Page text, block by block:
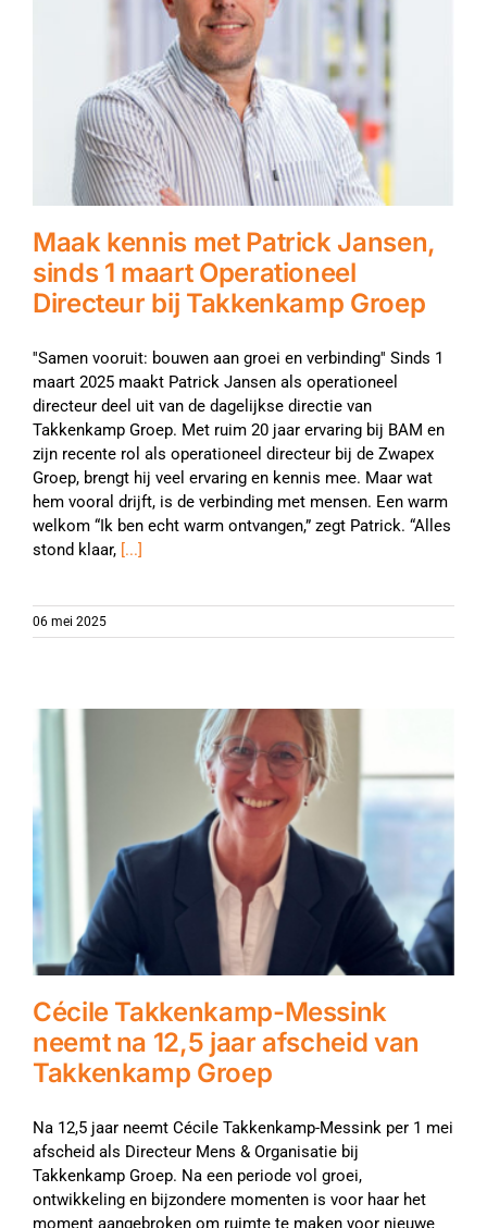
Maak kennis met Patrick Jansen,
sinds 1 maart Operationeel
Directeur bij Takkenkamp Groep
''Samen vooruit: bouwen aan groei en verbinding'' Sinds 1
maart 2025 maakt Patrick Jansen als operationeel
directeur deel uit van de dagelijkse directie van
Takkenkamp Groep. Met ruim 20 jaar ervaring bij BAM en
zijn recente rol als operationeel directeur bij de Zwapex
Groep, brengt hij veel ervaring en kennis mee. Maar wat
hem vooral drijft, is de verbinding met mensen. Een warm
welkom “Ik ben echt warm ontvangen,” zegt Patrick. “Alles
stond klaar, [...]
06 mei 2025
Cécile Takkenkamp-Messink
neemt na 12,5 jaar afscheid van
Takkenkamp Groep
Na 12,5 jaar neemt Cécile Takkenkamp-Messink per 1 mei
afscheid als Directeur Mens & Organisatie bij
Takkenkamp Groep. Na een periode vol groei,
ontwikkeling en bijzondere momenten is voor haar het
moment aangebroken om ruimte te maken voor nieuwe